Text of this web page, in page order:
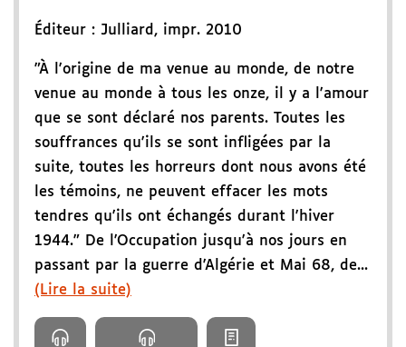
Éditeur : Julliard , impr. 2010
"À l'origine de ma venue au monde, de notre
venue au monde à tous les onze, il y a l'amour
que se sont déclaré nos parents. Toutes les
souffrances qu'ils se sont infligées par la
suite, toutes les horreurs dont nous avons été
les témoins, ne peuvent effacer les mots
tendres qu'ils ont échangés durant l'hiver
1944." De l'Occupation jusqu'à nos jours en
passant par la guerre d'Algérie et Mai 68, de...
(Lire la suite)